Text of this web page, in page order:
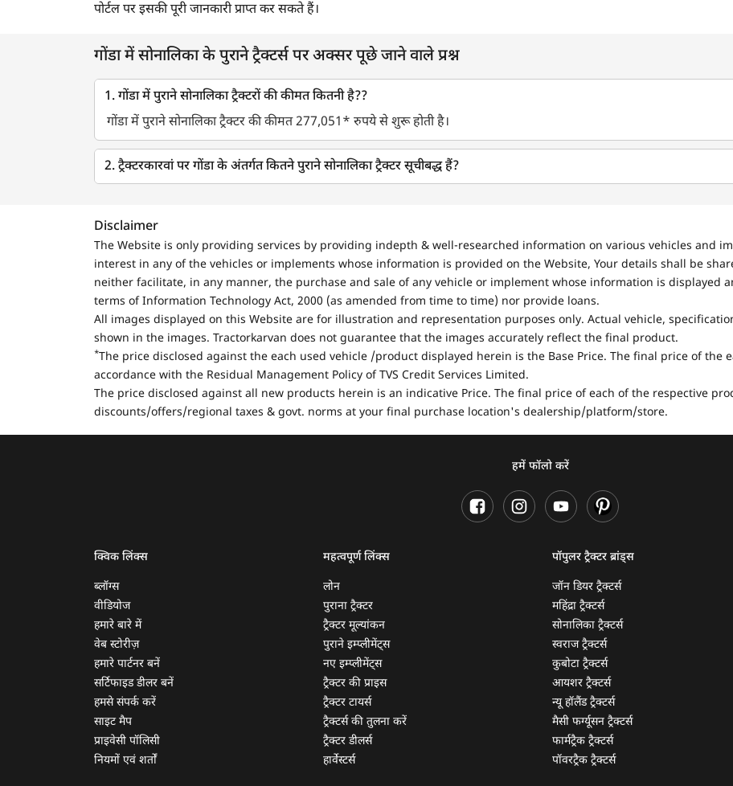
पोर्टल पर इसकी पूरी जानकारी प्राप्त कर सकते हैं।
गोंडा में सोनालिका के पुराने ट्रैक्टर्स पर अक्सर पूछे जाने वाले प्रश्न
1. गोंडा में पुराने सोनालिका ट्रैक्टरों की कीमत कितनी है??
गोंडा में पुराने सोनालिका ट्रैक्टर की कीमत 277,051* रुपये से शुरू होती है।
2. ट्रैक्टरकारवां पर गोंडा के अंतर्गत कितने पुराने सोनालिका ट्रैक्टर सूचीबद्ध हैं?
Disclaimer
The Website is only providing services by providing indepth & well-researched information on various vehicles and
interest in any of the vehicles or implements whose information is provided on the Website, Your details shall be
neither facilitate, in any manner, the purchase and sale of any vehicle or implement whose information is displayed
terms of Information Technology Act, 2000 (as amended from time to time) nor provide loans.
All images displayed on this Website are for illustration and representation purposes only. Actual vehicle,
shown in the images. Tractorkarvan does not guarantee that the images accurately reflect the final product.
*The price disclosed against the each used vehicle /product displayed herein is the Base Price. The final price of the
accordance with the Residual Management Policy of TVS Credit Services Limited.
The price disclosed against all new products herein is an indicative Price. The final price of each of the respective
discounts/offers/regional taxes & govt. norms at your final purchase location's dealership/platform/store.
हमें फॉलो करें
क्विक लिंक्स
ब्लॉग्स
वीडियोज
हमारे बारे में
वेब स्टोरीज़
हमारे पार्टनर बनें
सर्टिफाइड डीलर बनें
हमसे संपर्क करें
साइट मैप
प्राइवेसी पॉलिसी
नियमों एवं शर्तों
महत्वपूर्ण लिंक्स
लोन
पुराना ट्रैक्टर
ट्रैक्टर मूल्यांकन
पुराने इम्प्लीमेंट्स
नए इम्प्लीमेंट्स
ट्रैक्टर की प्राइस
ट्रैक्टर टायर्स
ट्रैक्टर्स की तुलना करें
ट्रैक्टर डीलर्स
हार्वेस्टर्स
पॉपुलर ट्रैक्टर ब्रांड्स
जॉन डियर ट्रैक्टर्स
महिंद्रा ट्रैक्टर्स
सोनालिका ट्रैक्टर्स
स्वराज ट्रैक्टर्स
कुबोटा ट्रैक्टर्स
आयशर ट्रैक्टर्स
न्यू हॉलैंड ट्रैक्टर्स
मैसी फर्ग्यूसन ट्रैक्टर्स
फार्मट्रैक ट्रैक्टर्स
पॉवरट्रैक ट्रैक्टर्स